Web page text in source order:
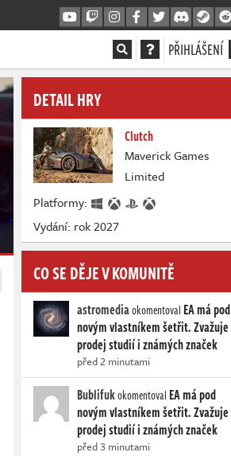
PŘIHLÁŠENÍ
DETAIL HRY
Clutch
Maverick Games
Limited
Platformy:
Vydání: rok 2027
CO SE DĚJE V KOMUNITĚ
astromediaokomentoval EA má pod
novým vlastníkem šetřit. Zvažuje
prodej studií i známých značek
před 2 minutami
Bublifukokomentoval EA má pod
novým vlastníkem šetřit. Zvažuje
prodej studií i známých značek
před 3 minutami